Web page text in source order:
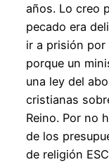
años. Lo creo
pecado era
ir a prisión por
porque un
una ley del
cristianas
Reino. Por no
de los
de religión